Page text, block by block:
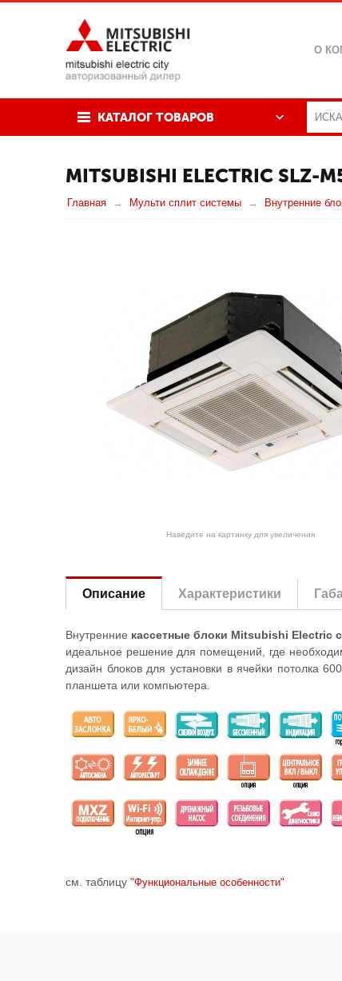
О
КАТАЛОГ ТОВАРОВ
MITSUBISHI ELECTRIC SLZ-
Главная Мульти сплит системы Внутренние
Наведите на картинку для увеличения
Описание Характеристики
Внутренние кассетные блоки Mitsubishi Electric
идеальное решение для помещений, где
дизайн блоков для установки в ячейки потолка
планшета или компьютера.
см. таблицу "Функциональные особенности"